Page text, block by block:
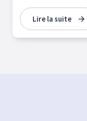
Lire la suite